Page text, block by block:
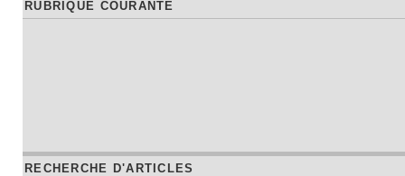
RUBRIQUE COURANTE
RECHERCHE D'ARTICLES